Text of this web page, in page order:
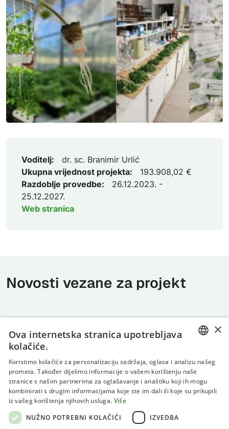
Voditelj:
dr. sc. Branimir Urlić
Ukupna vrijednost projekta:
193.908,02 €
Razdoblje provedbe:
26.12.2023. -
25.12.2027.
Web stranica
Novosti vezane za projekt
Uvjeti korištenja
Politika privatnosti
ENGLISH
×
Ova internetska stranica upotrebljava
kolačiće.
Koristimo kolačiće za personalizaciju sadržaja, oglasa i analizu našeg
prometa. Također dijelimo informacije o vašem korištenju naše
stranice s našim partnerima za oglašavanje i analitiku koji ih mogu
kombinirati s drugim informacijama koje ste im dali ili koje su prikupili
iz vašeg korištenja njihovih usluga. Više
NUŽNO POTREBNI KOLAČIĆI
IZVEDBA